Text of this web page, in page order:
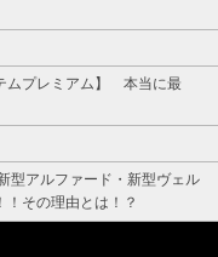
ムプレミアム】 本当に最
型アルファード・新型ヴェル
その理由とは！？